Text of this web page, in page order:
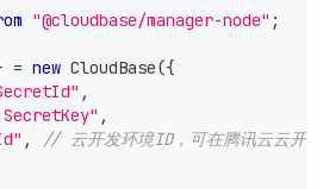
"@cloudbase/manager-node" ;
= new CloudBase({
,
,
,
// 云开发环境ID，可在腾讯云云开